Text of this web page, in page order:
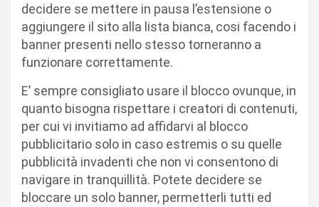
decidere se mettere in pausa l’estensione o
aggiungere il sito alla lista bianca, cosi facendo i
banner presenti nello stesso torneranno a
funzionare correttamente.
E’ sempre consigliato usare il blocco ovunque, in
quanto bisogna rispettare i creatori di contenuti,
per cui vi invitiamo ad affidarvi al blocco
pubblicitario solo in caso estremis o su quelle
pubblicità invadenti che non vi consentono di
navigare in tranquillità. Potete decidere se
bloccare un solo banner, permetterli tutti ed